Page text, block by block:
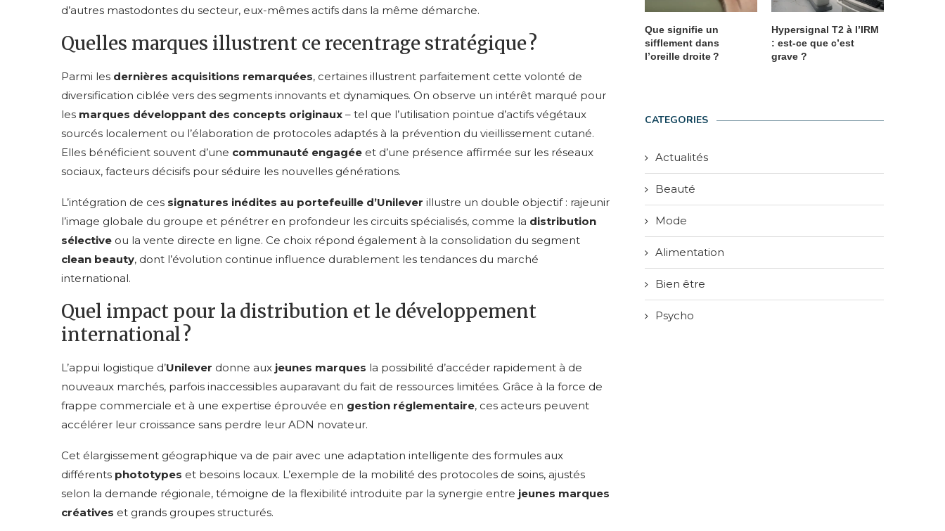
d’autres mastodontes du secteur, eux-mêmes actifs dans la même démarche.
Quelles marques illustrent ce recentrage stratégique ?
Parmi les dernières acquisitions remarquées, certaines illustrent parfaitement cette volonté de
diversification ciblée vers des segments innovants et dynamiques. On observe un intérêt marqué pour
les marques développant des concepts originaux – tel que l’utilisation pointue d’actifs végétaux
sourcés localement ou l’élaboration de protocoles adaptés à la prévention du vieillissement cutané.
Elles bénéficient souvent d’une communauté engagée et d’une présence affirmée sur les réseaux
sociaux, facteurs décisifs pour séduire les nouvelles générations.
L’intégration de ces signatures inédites au portefeuille d’Unilever illustre un double objectif : rajeunir
l’image globale du groupe et pénétrer en profondeur les circuits spécialisés, comme la distribution
sélective ou la vente directe en ligne. Ce choix répond également à la consolidation du segment
clean beauty, dont l’évolution continue influence durablement les tendances du marché
international.
Quel impact pour la distribution et le développement
international ?
L’appui logistique d’Unilever donne aux jeunes marques la possibilité d’accéder rapidement à de
nouveaux marchés, parfois inaccessibles auparavant du fait de ressources limitées. Grâce à la force de
frappe commerciale et à une expertise éprouvée en gestion réglementaire, ces acteurs peuvent
accélérer leur croissance sans perdre leur ADN novateur.
Cet élargissement géographique va de pair avec une adaptation intelligente des formules aux
différents phototypes et besoins locaux. L’exemple de la mobilité des protocoles de soins, ajustés
selon la demande régionale, témoigne de la flexibilité introduite par la synergie entre jeunes marques
créatives et grands groupes structurés.
Que signifie un
sifflement dans
l’oreille droite ?
Hypersignal T2 à l’IRM
: est-ce que c’est
grave ?
CATEGORIES
Actualités
Beauté
Mode
Alimentation
Bien être
Psycho